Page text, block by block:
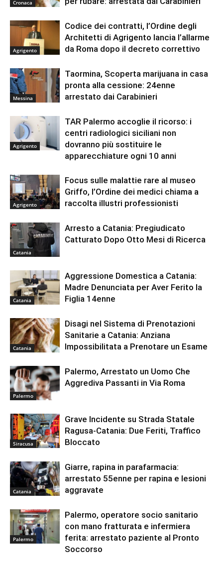
Cronaca
Agrigento
Codice dei contratti, l’Ordine degli
Architetti di Agrigento lancia l’allarme
da Roma dopo il decreto correttivo
Messina
Taormina, Scoperta marijuana in casa
pronta alla cessione: 24enne
arrestato dai Carabinieri
Agrigento
TAR Palermo accoglie il ricorso: i
centri radiologici siciliani non
dovranno più sostituire le
apparecchiature ogni 10 anni
Agrigento
Focus sulle malattie rare al museo
Griffo, l’Ordine dei medici chiama a
raccolta illustri professionisti
Catania
Arresto a Catania: Pregiudicato
Catturato Dopo Otto Mesi di Ricerca
Catania
Aggressione Domestica a Catania:
Madre Denunciata per Aver Ferito la
Figlia 14enne
Catania
Disagi nel Sistema di Prenotazioni
Sanitarie a Catania: Anziana
Impossibilitata a Prenotare un Esame
Palermo
Palermo, Arrestato un Uomo Che
Aggrediva Passanti in Via Roma
Siracusa
Grave Incidente su Strada Statale
Ragusa-Catania: Due Feriti, Traffico
Bloccato
Catania
Giarre, rapina in parafarmacia:
arrestato 55enne per rapina e lesioni
aggravate
Palermo
Palermo, operatore socio sanitario
con mano fratturata e infermiera
ferita: arrestato paziente al Pronto
Soccorso